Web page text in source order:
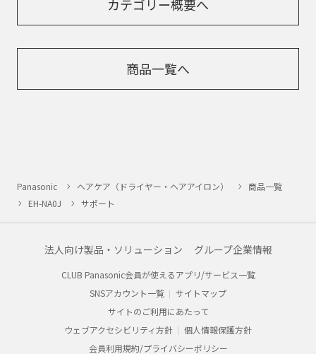
カテゴリー概要へ
商品一覧へ
Panasonic ヘアケア（ドライヤー・ヘアアイロン）
商品一覧
EH-NA0J
サポート
法人向け製品・ソリューション グループ企業情報
CLUB Panasonic会員が使えるアプリ/サービス一覧
SNSアカウント一覧
サイトマップ
サイトのご利用にあたって
ウェブアクセシビリティ方針
個人情報保護方針
会員利用規約/プライバシーポリシー